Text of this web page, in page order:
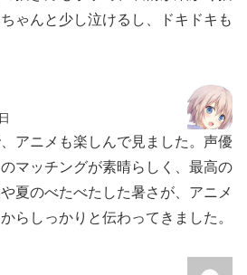
ゃんと少し泣けるし、ドキドキも
アニメも楽しんで見ました。声優
マッチングが素晴らしく、最高の
夏のべたべたした暑さが、アニメ
らしっかりと伝わってきました。